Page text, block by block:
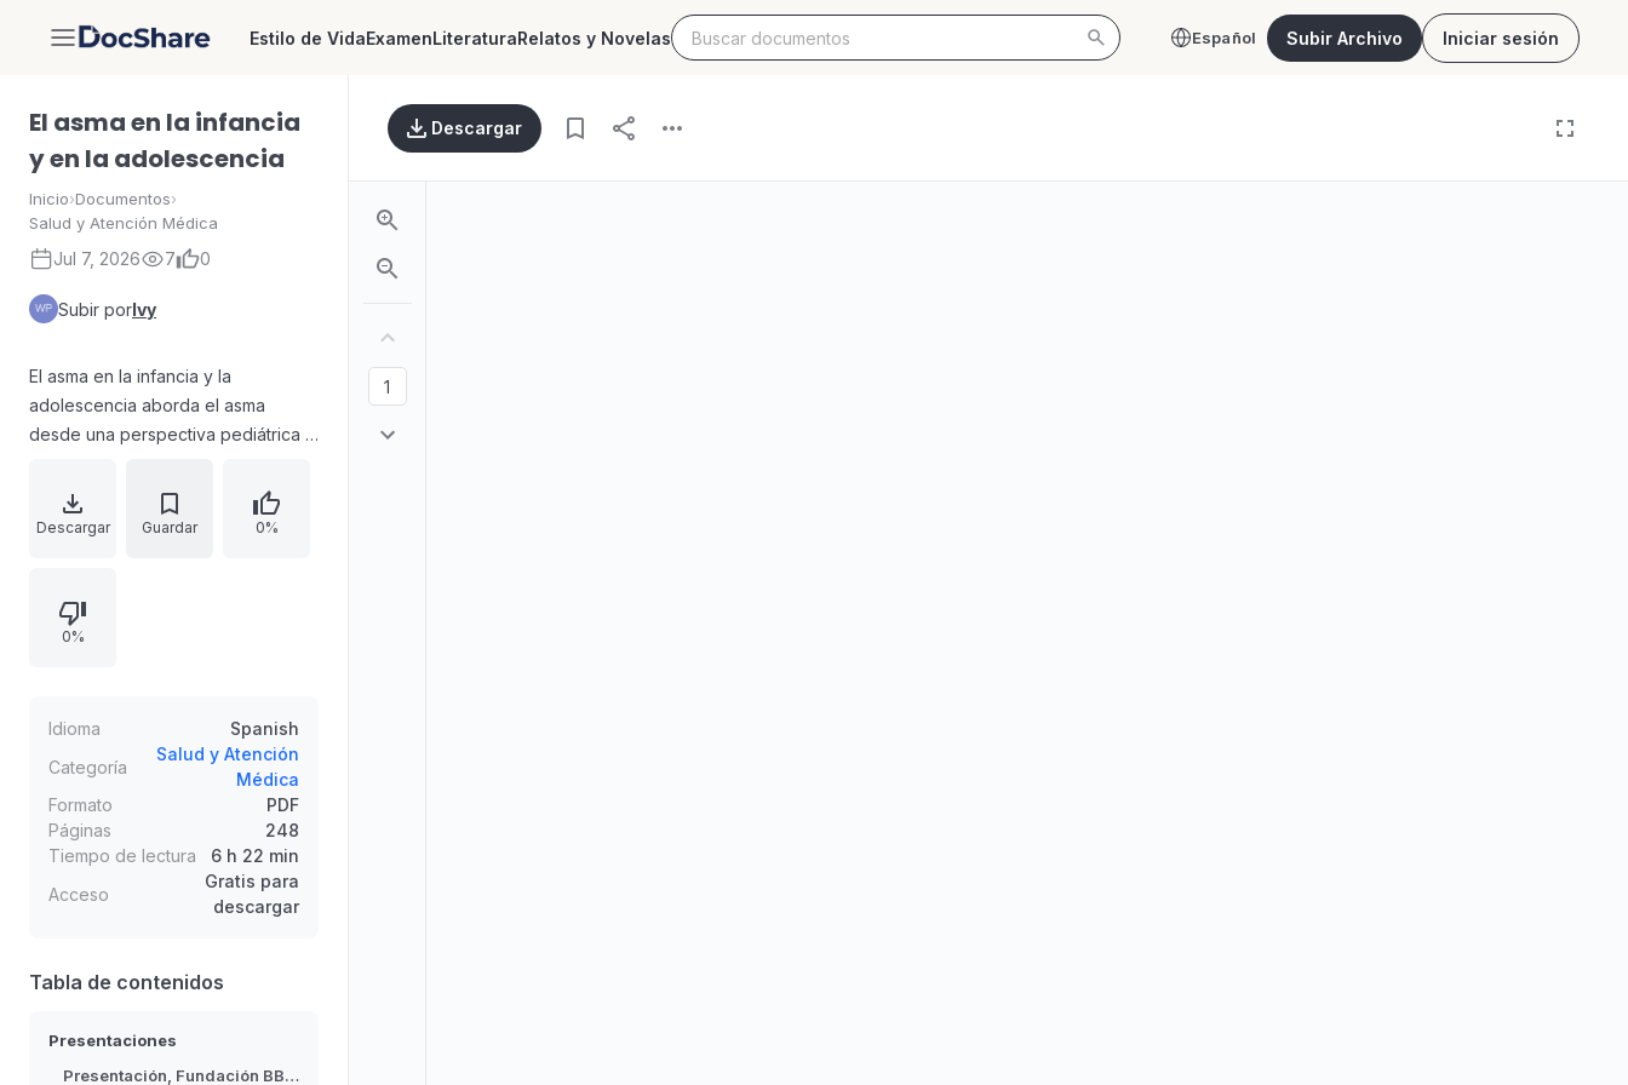
DocShare Estilo de VidaExamenLiteraturaRelatos y Novelas Español Subir Archivo Iniciar sesión
El asma en la infancia
y en la adolescencia
Inicio›Documentos›
Salud y Atención Médica
Jul 7, 2026 7 0
Subir porIvy
El asma en la infancia y la
adolescencia aborda el asma
desde una perspectiva pediátrica y
respiratorio, qué es la enfermedad
y su relevancia en salud pública. El
relación con la alergia. Además,
presenta síntomas, factores
Incluye enfoques de diagnóstico
clínico y funcional y pruebas
habituales de función pulmonar.
Descargar Guardar 0%
0%
Idioma
Spanish
Categoría
Salud y Atención
Médica
Formato
PDF
Páginas
248
Tiempo de lectura
6 h 22 min
Acceso
Gratis para
descargar
Tabla de contenidos
Presentaciones
Presentación, Fundación BBVA
Descargar